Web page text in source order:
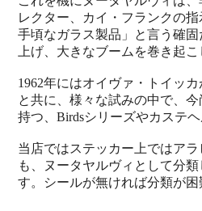
レクター、カイ・フランクの
手頃なガラス製品」と言う確
上げ、大きなブームを巻き起こ
1962年にはオイヴァ・トイッ
と共に、様々な試みの中で、
持つ、Birdsシリーズやカステ
当店ではステッカー上ではア
も、ヌータヤルヴィとして分
す。シールが無ければ分類が困